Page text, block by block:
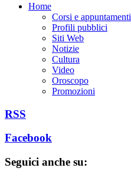
Home
Corsi e appuntamenti
Profili pubblici
Siti Web
Notizie
Cultura
Video
Oroscopo
Promozioni
RSS
Facebook
Seguici anche su: